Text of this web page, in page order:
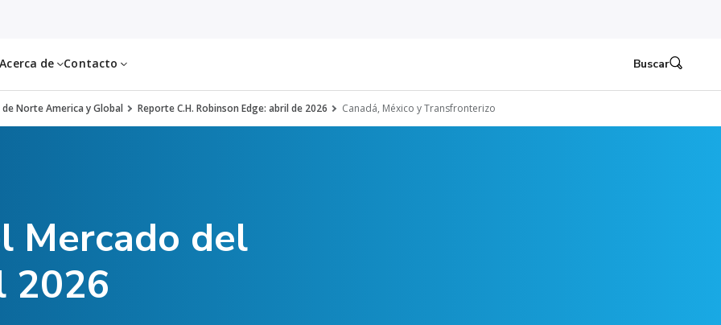
Acerca de Contacto Buscar
Norte America y Global Reporte C.H. Robinson Edge: abril de 2026 Canadá, México y Transfronterizo
Mercado del
2026